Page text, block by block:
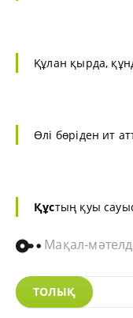
Құлан қырда,
Өлі бөріден ит
Құстың қуы
Мақал-
ТОЛЫҚ